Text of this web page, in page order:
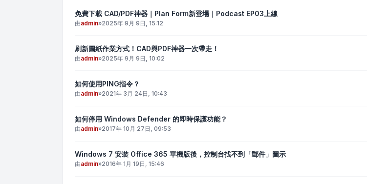
免費下載 CAD/PDF神器｜Plan Form新登場｜Podcast EP03上線
由admin»2025年 9月 9日, 15:12
刷新圖紙作業方式！CAD與PDF神器一次帶走！
由admin»2025年 9月 9日, 10:02
如何使用PING指令？
由admin»2021年 3月 24日, 10:43
如何停用 Windows Defender 的即時保護功能？
由admin»2017年 10月 27日, 09:53
Windows 7 安裝 Office 365 單機版後，控制台找不到「郵件」圖示
由admin»2016年 1月 19日, 15:46